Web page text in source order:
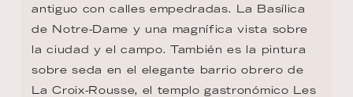
antiguo con calles empedradas. La Basílica
de Notre-Dame y una magnífica vista sobre
la ciudad y el campo. También es la pintura
sobre seda en el elegante barrio obrero de
La Croix-Rousse, el templo gastronómico Les